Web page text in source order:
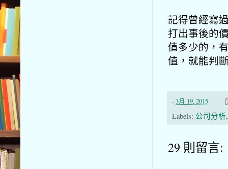
記得曾經寫
打出事後的
值多少的，
值， 就能判
-3月 19, 2015
Labels: 公司分析
29 則留言: